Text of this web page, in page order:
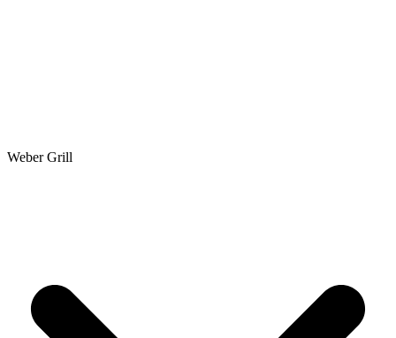
Weber Grill